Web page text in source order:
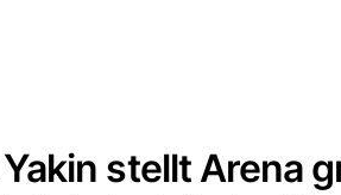
stellt Arena